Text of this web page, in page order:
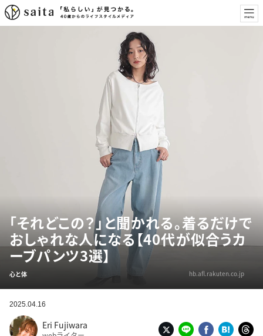
「それどこの？」と聞かれる。着るだけで
おしゃれな人になる【40代が似合うカ
ーブパンツ3選】
心と体 hb.afl.rakuten.co.jp
2025.04.16
Eri Fujiwara